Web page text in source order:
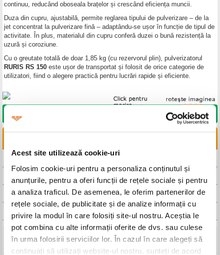
Acest site utilizează cookie-uri
Folosim cookie-uri pentru a personaliza conținutul și
anunțurile, pentru a oferi funcții de rețele sociale și pentru
a analiza traficul. De asemenea, le oferim partenerilor de
rețele sociale, de publicitate și de analize informații cu
privire la modul în care folosiți site-ul nostru. Aceștia le
pot combina cu alte informații oferite de dvs. sau culese
în urma folosirii serviciilor lor. În cazul în care alegeți să
continuați să utilizați website-ul nostru, sunteți de acord
continuu, reducând oboseala brațelor și crescând eficiența muncii.
Duza din cupru, ajustabilă, permite reglarea tipului de pulverizare – de la
jet concentrat la pulverizare fină – adaptându-se ușor în funcție de tipul de
activitate. În plus, materialul din cupru conferă duzei o bună rezistență la
uzură și coroziune.
Cu o greutate totală de doar 1,85 kg (cu rezervorul plin), pulverizatorul
RURIS RS 150 este ușor de transportat și folosit de orice categorie de
utilizatori, fiind o alegere practică pentru lucrări rapide și eficiente.
FISA TEHNICA
Detalii tehnice